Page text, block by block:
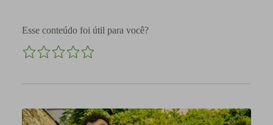
Esse conteúdo foi útil para você?